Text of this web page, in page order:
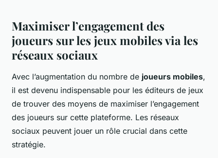
Maximiser l’engagement des
joueurs sur les jeux mobiles via les
réseaux sociaux
Avec l’augmentation du nombre de joueurs mobiles,
il est devenu indispensable pour les éditeurs de jeux
de trouver des moyens de maximiser l’engagement
des joueurs sur cette plateforme. Les réseaux
sociaux peuvent jouer un rôle crucial dans cette
stratégie.